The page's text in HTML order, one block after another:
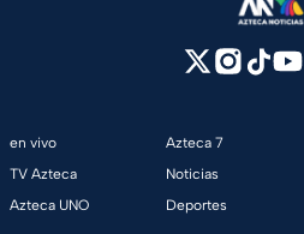
en vivo
TV Azteca
Azteca UNO
Azteca 7
Noticias
Deportes